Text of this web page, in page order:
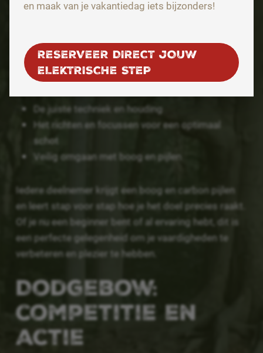
en precisie
De dag begint met een uur handboogschieten onder
begeleiding van een professionele instructeur. Je
leert alles over:
De juiste techniek en houding
Het richten en focussen voor een optimaal
schot
Veilig omgaan met boog en pijlen
Iedere deelnemer krijgt een boog en carbon pijlen
en leert stap voor stap hoe je het doel precies raakt.
Of je nu een beginner bent of al ervaring hebt, dit is
een perfecte gelegenheid om je vaardigheden te
verbeteren en plezier te hebben.
Dodgebow:
competitie en
actie
en maak van je vakantiedag iets bijzonders!
RESERVEER DIRECT JOUW
ELEKTRISCHE STEP